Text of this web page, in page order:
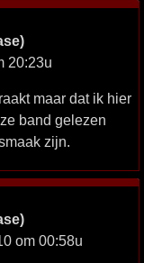
20:23u
maar dat ik hier
band gelezen
zijn.
om 00:58u